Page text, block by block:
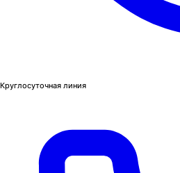
Круглосуточная линия